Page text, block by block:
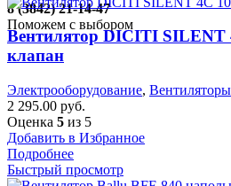
8 (3842) 21-14-47
Поможем с выбором
Вентилятор DICITI SILENT
клапан
Электрооборудование, Вентиляторы
2 295.00 руб.
Оценка 5 из 5
Добавить в Избранное
Подробнее
Быстрый просмотр